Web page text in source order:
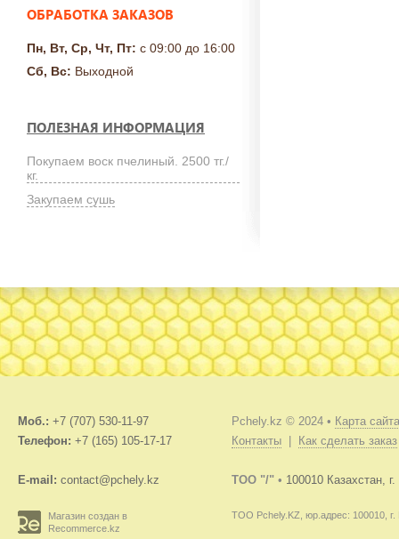
ОБРАБОТКА ЗАКАЗОВ
Пн, Вт, Ср, Чт, Пт: с 09:00 до 16:00
Сб, Вс: Выходной
ПОЛЕЗНАЯ ИНФОРМАЦИЯ
Покупаем воск пчелиный. 2500 тг./
кг.
Закупаем сушь
Моб.: +7 (707) 530-11-97
Телефон: +7 (165) 105-17-17
E-mail: contact@pchely.kz
Магазин создан в
Recommerce.kz
Pchely.kz © 2024 • Карта сайта
Контакты
Как сделать заказ
TOO "/" • 100010 Казахстан,
ТОО Pchely.KZ, юр.адрес: 100010, г.